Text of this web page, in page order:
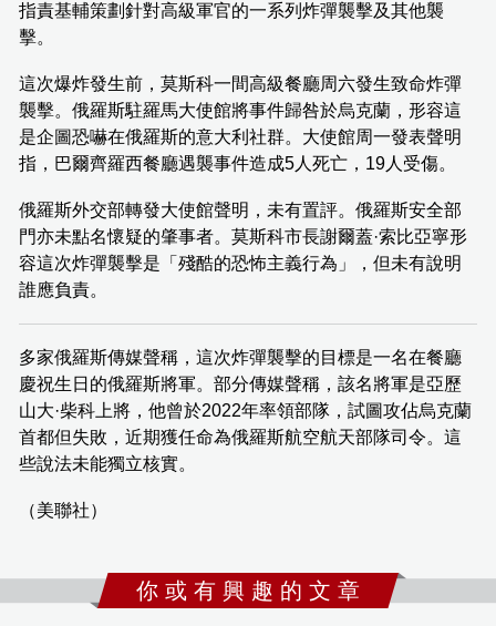
指責基輔策劃針對高級軍官的一系列炸彈襲擊及其他襲
擊。
這次爆炸發生前，莫斯科一間高級餐廳周六發生致命炸彈
襲擊。俄羅斯駐羅馬大使館將事件歸咎於烏克蘭，形容這
是企圖恐嚇在俄羅斯的意大利社群。大使館周一發表聲明
指，巴爾齊羅西餐廳遇襲事件造成5人死亡，19人受傷。
俄羅斯外交部轉發大使館聲明，未有置評。俄羅斯安全部
門亦未點名懷疑的肇事者。莫斯科市長謝爾蓋·索比亞寧形
容這次炸彈襲擊是「殘酷的恐怖主義行為」，但未有說明
誰應負責。
多家俄羅斯傳媒聲稱，這次炸彈襲擊的目標是一名在餐廳
慶祝生日的俄羅斯將軍。部分傳媒聲稱，該名將軍是亞歷
山大·柴科上將，他曾於2022年率領部隊，試圖攻佔烏克蘭
首都但失敗，近期獲任命為俄羅斯航空航天部隊司令。這
些說法未能獨立核實。
（美聯社）
你 或 有 興 趣 的 文 章